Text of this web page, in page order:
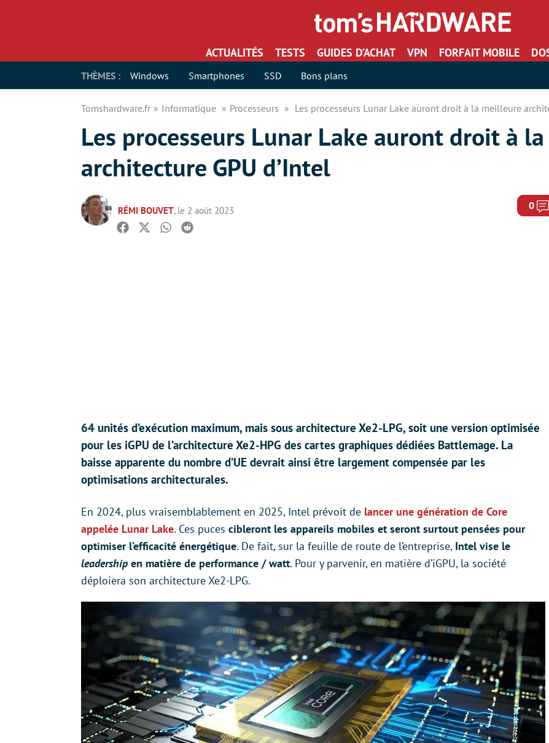
ACTUALITÉS TESTS GUIDES D’ACHAT VPN FORFAIT MOBILE
THÈMES : Windows Smartphones SSD Bons plans
Tomshardware.fr Informatique Processeurs Les processeurs Lunar Lake auront droit à la meilleure
Les processeurs Lunar Lake auront droit à
architecture GPU d’Intel
RÉMI BOUVET, le 2 août 2023 0
Facebook
TwitterWhatsapp
Reddit
64 unités d’exécution maximum, mais sous architecture Xe2-LPG, soit une version optimisée
pour les iGPU de l’architecture Xe2-HPG des cartes graphiques dédiées Battlemage. La
baisse apparente du nombre d’UE devrait ainsi être largement compensée par les
optimisations architecturales.
En 2024, plus vraisemblablement en 2025, Intel prévoit de lancer une génération de Core
appelée Lunar Lake. Ces puces cibleront les appareils mobiles et seront surtout pensées pour
optimiser l’efficacité énergétique. De fait, sur la feuille de route de l’entreprise, Intel vise le
leadership en matière de performance / watt. Pour y parvenir, en matière d’iGPU, la société
déploiera son architecture Xe2-LPG.